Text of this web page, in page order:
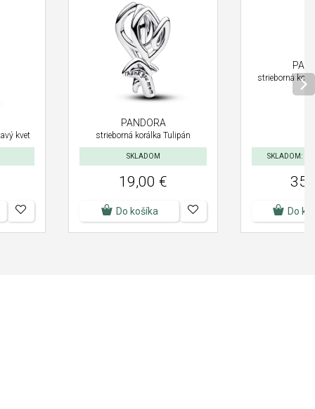
kvet
PANDORA
strieborná korálka Tulipán
SKLADOM
19,00 €
Do košíka
strieborná
SKLADOM:
Do